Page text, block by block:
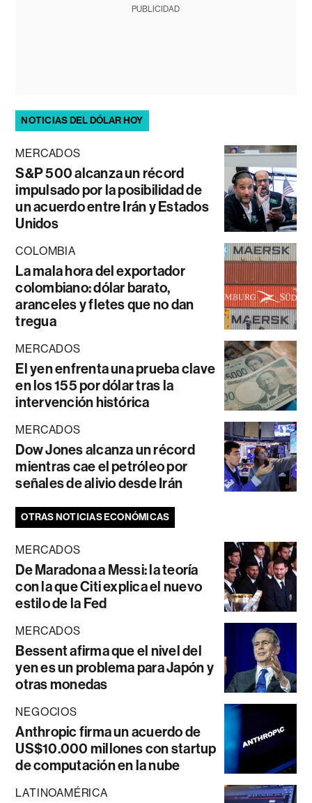
PUBLICIDAD
NOTICIAS DEL DÓLAR HOY
MERCADOS
S&P 500 alcanza un récord
impulsado por la posibilidad de
un acuerdo entre Irán y Estados
Unidos
COLOMBIA
La mala hora del exportador
colombiano: dólar barato,
aranceles y fletes que no dan
tregua
MERCADOS
El yen enfrenta una prueba clave
en los 155 por dólar tras la
intervención histórica
MERCADOS
Dow Jones alcanza un récord
mientras cae el petróleo por
señales de alivio desde Irán
OTRAS NOTICIAS ECONÓMICAS
MERCADOS
De Maradona a Messi: la teoría
con la que Citi explica el nuevo
estilo de la Fed
MERCADOS
Bessent afirma que el nivel del
yen es un problema para Japón y
otras monedas
NEGOCIOS
Anthropic firma un acuerdo de
US$10.000 millones con startup
de computación en la nube
LATINOAMÉRICA